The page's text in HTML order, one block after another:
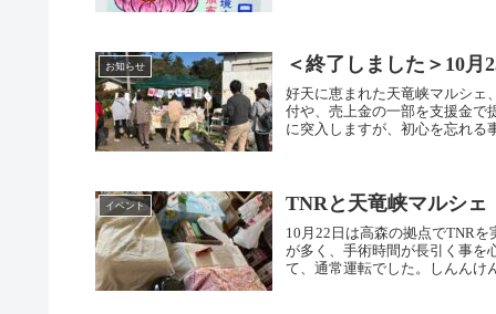
お知らせ ＜終了しました＞10
好天に恵まれた天竜峡マルシェ
付や、売上金の一部を支援金で
に突入しますが、初心を忘れる
イベント TNRと天竜峡マルシェ
10月22日は高森の拠点でTNR
が多く、手術時間が長引く事を
て、通常運転でした。しんんけ